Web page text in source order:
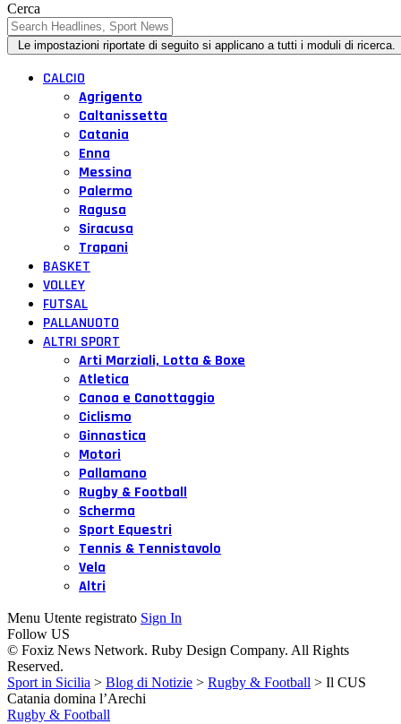
Cerca
CALCIO
Agrigento
Caltanissetta
Catania
Enna
Messina
Palermo
Ragusa
Siracusa
Trapani
BASKET
VOLLEY
FUTSAL
PALLANUOTO
ALTRI SPORT
Arti Marziali, Lotta & Boxe
Atletica
Canoa e Canottaggio
Ciclismo
Ginnastica
Motori
Pallamano
Rugby & Football
Scherma
Sport Equestri
Tennis & Tennistavolo
Vela
Altri
Menu Utente registrato Sign In
Follow US
© Foxiz News Network. Ruby Design Company. All Rights
Reserved.
Sport in Sicilia > Blog di Notizie > Rugby & Football > Il CUS
Catania domina l’Arechi
Rugby & Football